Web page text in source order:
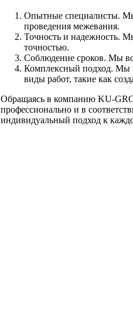
Опытные специалисты. Мы
проведения межевания.
Точность и надежность.
точностью.
Соблюдение сроков. Мы
Комплексный подход. Мы
виды работ, такие как
Обращаясь в компанию KU-
профессионально и в
индивидуальный подход к